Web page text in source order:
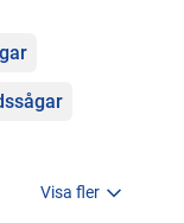
Visa fler